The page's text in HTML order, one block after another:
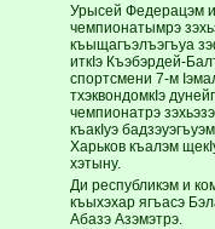
Урысей Федерацэм и
чемпионатымрэ
къыщагъэлъэгъуа
иткIэ Къэбэрдей-
спортсмени 7-м
тхэквондомкIэ
чемпионатрэ
къакIуэ
Харьков къалэм
хэтыну.
Ди республикэм и
къыхэхар ягъасэ
Абазэ Азэмэтрэ.